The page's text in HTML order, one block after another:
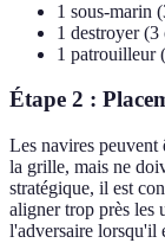
1 sous-marin
1 destroyer (3
1 patrouilleur
Étape 2 :
Les navires peuvent
la grille, mais ne
stratégique, il est
aligner trop près les
l'adversaire lorsqu'il